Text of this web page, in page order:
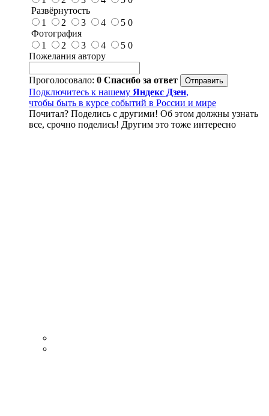
Развёрнутость
1
2 3 4 5 0
Фотография
1
2 3 4 5 0
Пожелания автору
Проголосовало: 0 Спасибо за ответ
Подключитесь к нашему Яндекс Дзен,
чтобы быть в курсе событий в России и мире
Почитал? Поделись с другими! Об этом должны узнать
все, срочно поделись! Другим это тоже интересно